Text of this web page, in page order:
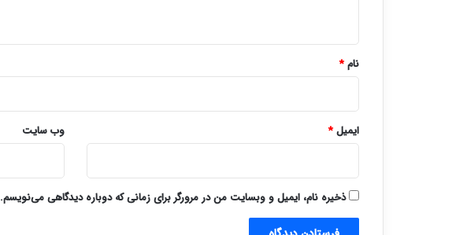
نام*
ایمیل* وب‌ سایت
ذخیره نام، ایمیل و وبسایت من در مرورگر برای زمانی که دوباره دیدگاهی می‌نویسم.